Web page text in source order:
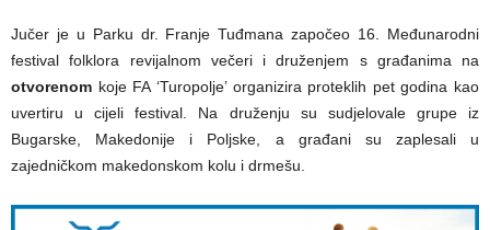
Jučer je u Parku dr. Franje Tuđmana započeo 16. Međunarodni
festival folklora revijalnom večeri i druženjem s građanima na
otvorenom koje FA ‘Turopolje’ organizira proteklih pet godina kao
uvertiru u cijeli festival. Na druženju su sudjelovale grupe iz
Bugarske, Makedonije i Poljske, a građani su zaplesali u
zajedničkom makedonskom kolu i drmešu.